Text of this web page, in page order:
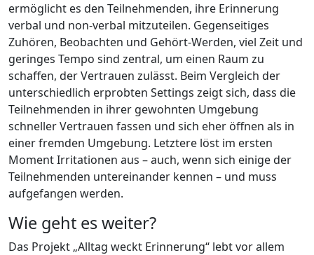
ermöglicht es den Teilnehmenden, ihre Erinnerung
verbal und non-verbal mitzuteilen. Gegenseitiges
Zuhören, Beobachten und Gehört-Werden, viel Zeit und
geringes Tempo sind zentral, um einen Raum zu
schaffen, der Vertrauen zulässt. Beim Vergleich der
unterschiedlich erprobten Settings zeigt sich, dass die
Teilnehmenden in ihrer gewohnten Umgebung
schneller Vertrauen fassen und sich eher öffnen als in
einer fremden Umgebung. Letztere löst im ersten
Moment Irritationen aus – auch, wenn sich einige der
Teilnehmenden untereinander kennen – und muss
aufgefangen werden.
Wie geht es weiter?
Das Projekt „Alltag weckt Erinnerung“ lebt vor allem